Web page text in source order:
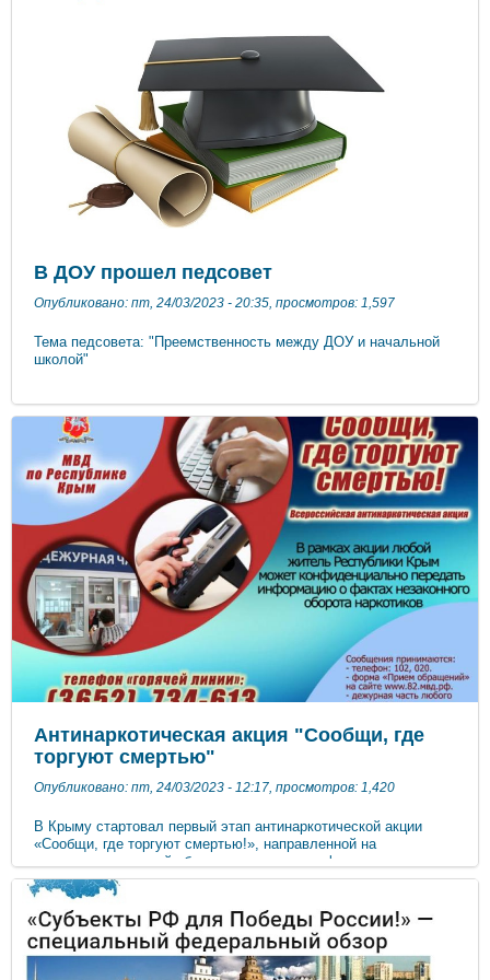
городской округ Феодосия Республика Крым, реализующих
основную образовательную программу дошкольного
образования.pdf Размер родительской платы за присмотр и
уход за один день пребывания для детей дошкольного
возраста составляет 162,00 руб. (в т.ч. на комплекс мер по
организации питания – 156,00 руб., хозяйственно-бытового
обслуживания детей, обеспечение соблюдения ими личной
гигиены и режима дня – 6,0 руб.).
В ДОУ прошел педсовет
Опубликовано: пт, 24/03/2023 - 20:35, просмотров: 1,597
Тема педсовета: "Преемственность между ДОУ и начальной
школой"
Антинаркотическая акция "Сообщи, где
торгуют смертью"
Опубликовано: пт, 24/03/2023 - 12:17, просмотров: 1,420
В Крыму стартовал первый этап антинаркотической акции
«Сообщи, где торгуют смертью!», направленной на
вовлечение широкой общественности в профилактику
наркомании и борьбу с незаконным оборотом наркотиков.
Межведомственные мероприятия проводятся на
всероссийском уровне с 15 по 26 марта 2023 года, их
координатором выступает Министерство внутренних дел
России. Читать подробнее… В дни проведения акции
телефонные «горячие линии» органов внутренних дел будут